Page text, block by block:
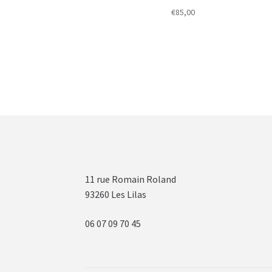
€85,00
11 rue Romain Roland
93260 Les Lilas
06 07 09 70 45